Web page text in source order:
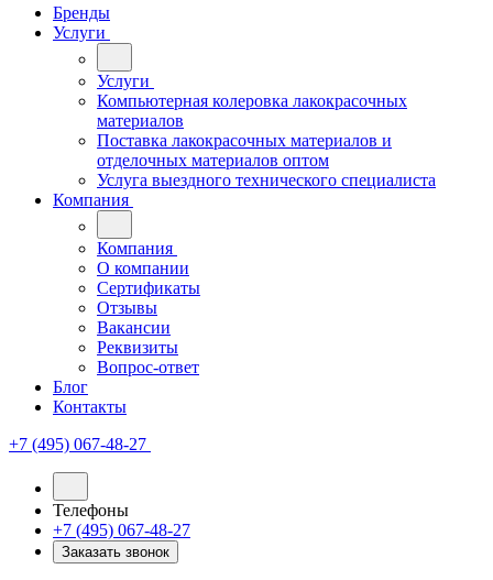
Бренды
Услуги
Услуги
Компьютерная колеровка лакокрасочных
материалов
Поставка лакокрасочных материалов и
отделочных материалов оптом
Услуга выездного технического специалиста
Компания
Компания
О компании
Сертификаты
Отзывы
Вакансии
Реквизиты
Вопрос-ответ
Блог
Контакты
+7 (495) 067-48-27
Телефоны
+7 (495) 067-48-27
Заказать звонок